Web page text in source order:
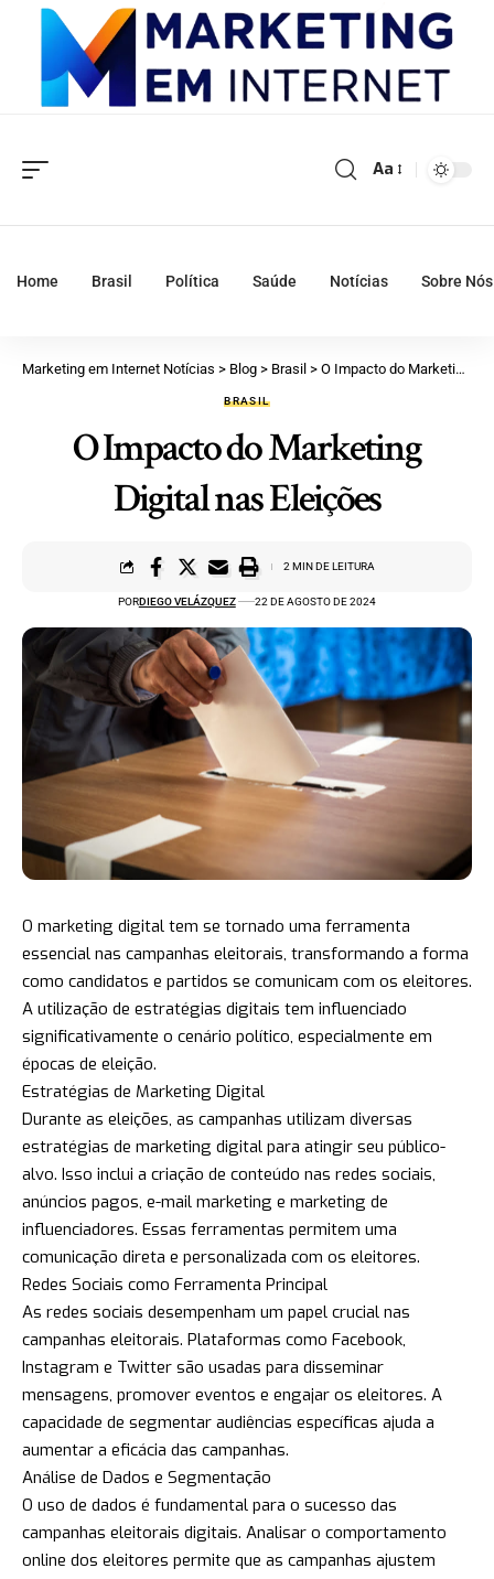
Aa
Home Brasil Política Saúde Notícias Sobre Nós
Marketing em Internet Notícias > Blog > Brasil > O Impacto do Marketing Digital nas Eleições
BRASIL
O Impacto do Marketing
Digital nas Eleições
PORDIEGO VELÁZQUEZ 22 DE AGOSTO DE 2024
2 MIN DE LEITURA
O marketing digital tem se tornado uma ferramenta
essencial nas campanhas eleitorais, transformando a forma
como candidatos e partidos se comunicam com os eleitores.
A utilização de estratégias digitais tem influenciado
significativamente o cenário político, especialmente em
épocas de eleição.
Estratégias de Marketing Digital
Durante as eleições, as campanhas utilizam diversas
estratégias de marketing digital para atingir seu público-
alvo. Isso inclui a criação de conteúdo nas redes sociais,
anúncios pagos, e-mail marketing e marketing de
influenciadores. Essas ferramentas permitem uma
comunicação direta e personalizada com os eleitores.
Redes Sociais como Ferramenta Principal
As redes sociais desempenham um papel crucial nas
campanhas eleitorais. Plataformas como Facebook,
Instagram e Twitter são usadas para disseminar
mensagens, promover eventos e engajar os eleitores. A
capacidade de segmentar audiências específicas ajuda a
aumentar a eficácia das campanhas.
Análise de Dados e Segmentação
O uso de dados é fundamental para o sucesso das
campanhas eleitorais digitais. Analisar o comportamento
online dos eleitores permite que as campanhas ajustem